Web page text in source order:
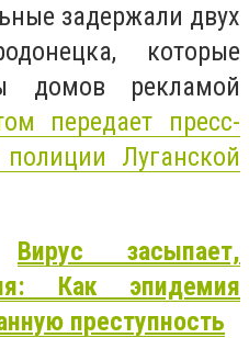
задержали двух
которые
домов рекламой
передает пресс-
Луганской
Вирус засыпает,
Как эпидемия
преступность